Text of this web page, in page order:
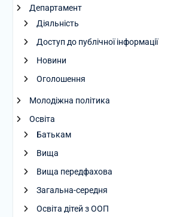
Департамент
Діяльність
Доступ до публічної інформації
Новини
Оголошення
Молодіжна політика
Освіта
Батькам
Вища
Вища передфахова
Загальна-середня
Освіта дітей з ООП